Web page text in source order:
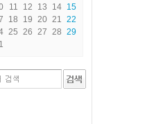
11 12 13 14 15
18 19 20 21 22
25 26 27 28 29